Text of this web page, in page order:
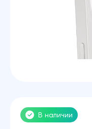
В наличии